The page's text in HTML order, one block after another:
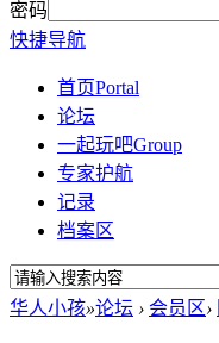
密码
快捷导航
首页Portal
论坛
一起玩吧Group
专家护航
记录
档案区
华人小孩»论坛 › 会员区›